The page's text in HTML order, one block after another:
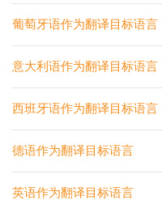
葡萄牙语作为翻译目标语言
意大利语作为翻译目标语言
西班牙语作为翻译目标语言
德语作为翻译目标语言
英语作为翻译目标语言